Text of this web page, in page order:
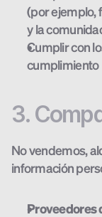
(por ejemplo,
y la
Cumplir con
cumplimiento
3.
No vendemos,
información
Proveedores